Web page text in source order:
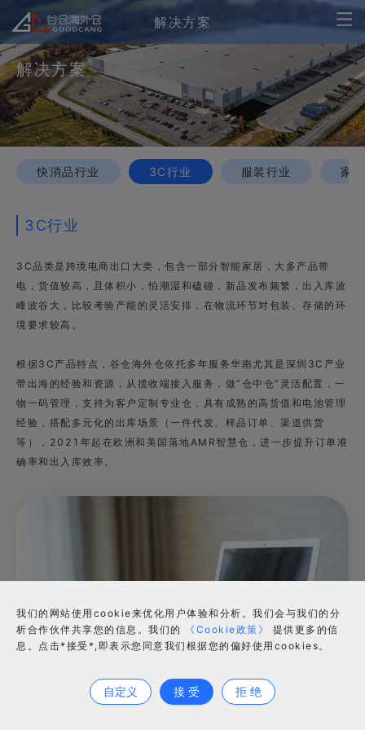
解决方案
解决方案
快消品行业 3C行业 服装行业 家
3C行业
3C品类是跨境电商出口大类，包含一部分智能家居，大多产品带
电，货值较高，且体积小，怕潮湿和磕碰，新品发布频繁，出入库波
峰波谷大，比较考验产能的灵活安排，在物流环节对包装、存储的环
境要求较高。
根据3C产品特点，谷仓海外仓依托多年服务华南尤其是深圳3C产业
带出海的经验和资源，从揽收端接入服务，做“仓中仓”灵活配置，一
物一码管理，支持为客户定制专业仓，具有成熟的高货值和电池管理
经验，搭配多元化的出库场景（一件代发、样品订单、渠道供货
等），2021年起在欧洲和美国落地AMR智慧仓，进一步提升订单准
确率和出入库效率。
我们的网站使用cookie来优化用户体验和分析。我们会与我们的分
析合作伙伴共享您的信息。我们的
《Cookie政策》
提供更多的信
息。点击*接受*,即表示您同意我们根据您的偏好使用cookies。
自定义 接 受 拒 绝